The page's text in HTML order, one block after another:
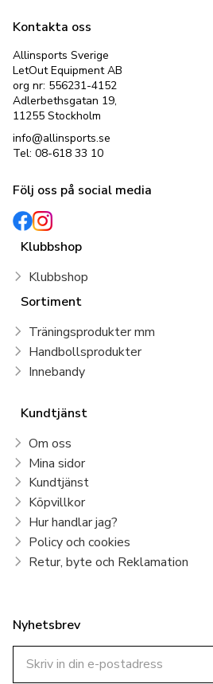
Kontakta oss
Allinsports Sverige
LetOut Equipment AB
org nr: 556231-4152
Adlerbethsgatan 19,
11255 Stockholm
info@allinsports.se
Tel: 08-618 33 10
Följ oss på social media
Klubbshop
Klubbshop
Sortiment
Träningsprodukter mm
Handbollsprodukter
Innebandy
Kundtjänst
Om oss
Mina sidor
Kundtjänst
Köpvillkor
Hur handlar jag?
Policy och cookies
Retur, byte och Reklamation
Nyhetsbrev